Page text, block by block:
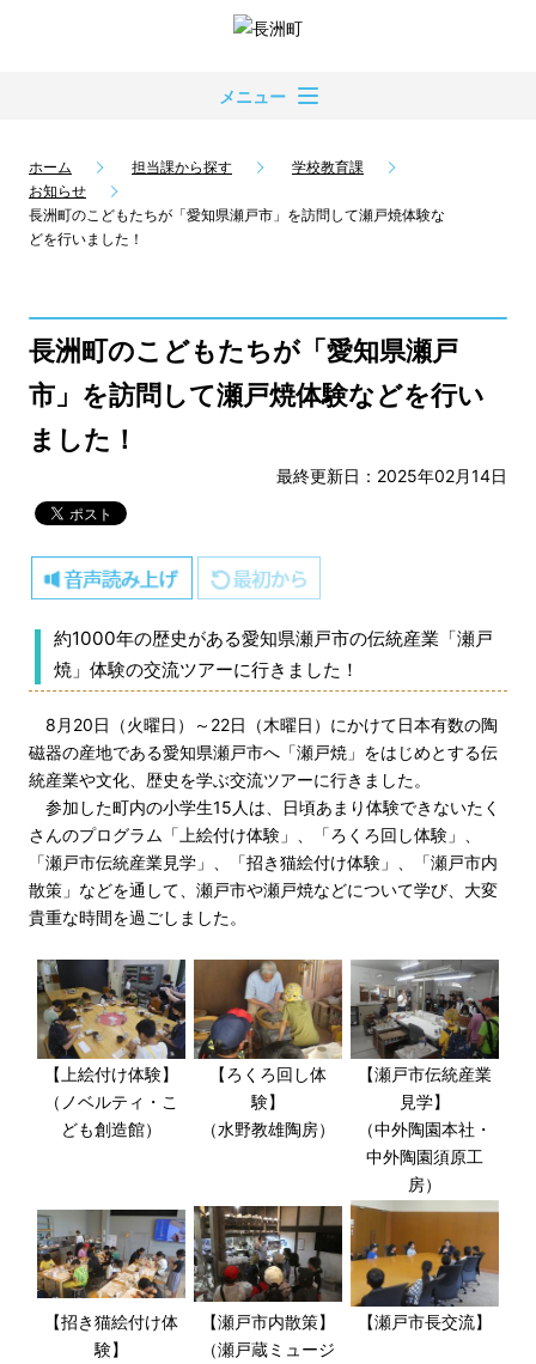
メニュー
ホーム 担当課から探す
学校教育課
お知らせ
長洲町のこどもたちが「愛知県瀬戸市」を訪問して瀬戸焼体験な
どを行いました！
長洲町のこどもたちが「愛知県瀬戸
市」を訪問して瀬戸焼体験などを行い
ました！
最終更新日：2025年02月14日
約1000年の歴史がある愛知県瀬戸市の伝統産業「瀬戸
焼」体験の交流ツアーに行きました！
8月20日（火曜日）～22日（木曜日）にかけて日本有数の陶
磁器の産地である愛知県瀬戸市へ「瀬戸焼」をはじめとする伝
統産業や文化、歴史を学ぶ交流ツアーに行きました。
参加した町内の小学生15人は、日頃あまり体験できないたく
さんのプログラム「上絵付け体験」、「ろくろ回し体験」、
「瀬戸市伝統産業見学」、「招き猫絵付け体験」、「瀬戸市内
散策」などを通して、瀬戸市や瀬戸焼などについて学び、大変
貴重な時間を過ごしました。
【上絵付け体験】
（ノベルティ・こ
ども創造館）
【ろくろ回し体
験】
（水野教雄陶房）
【瀬戸市伝統産業
見学】
（中外陶園本社・
中外陶園須原工
房）
【招き猫絵付け体
験】
【瀬戸市内散策】
（瀬戸蔵ミュージ
【瀬戸市長交流】